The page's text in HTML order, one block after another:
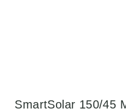
SmartSolar 150/45